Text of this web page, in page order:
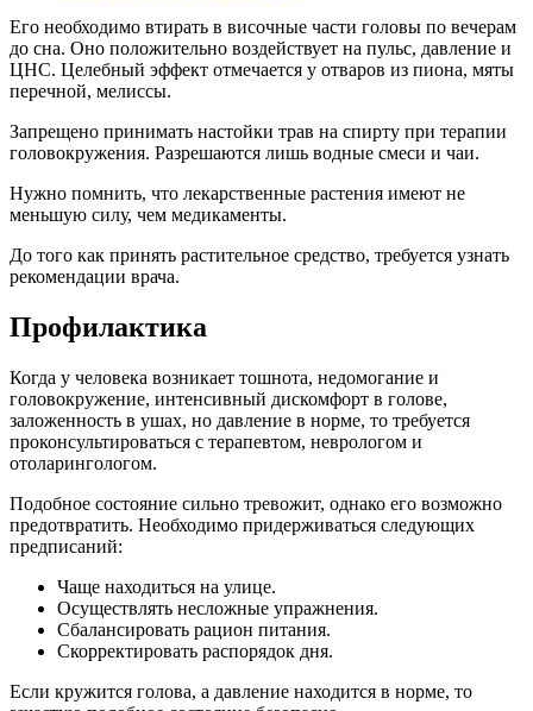
Его необходимо втирать в височные части головы по вечерам
до сна. Оно положительно воздействует на пульс, давление и
ЦНС. Целебный эффект отмечается у отваров из пиона, мяты
перечной, мелиссы.
Запрещено принимать настойки трав на спирту при терапии
головокружения. Разрешаются лишь водные смеси и чаи.
Нужно помнить, что лекарственные растения имеют не
меньшую силу, чем медикаменты.
До того как принять растительное средство, требуется узнать
рекомендации врача.
Профилактика
Когда у человека возникает тошнота, недомогание и
головокружение, интенсивный дискомфорт в голове,
заложенность в ушах, но давление в норме, то требуется
проконсультироваться с терапевтом, неврологом и
отоларингологом.
Подобное состояние сильно тревожит, однако его возможно
предотвратить. Необходимо придерживаться следующих
предписаний:
Чаще находиться на улице.
Осуществлять несложные упражнения.
Сбалансировать рацион питания.
Скорректировать распорядок дня.
Если кружится голова, а давление находится в норме, то